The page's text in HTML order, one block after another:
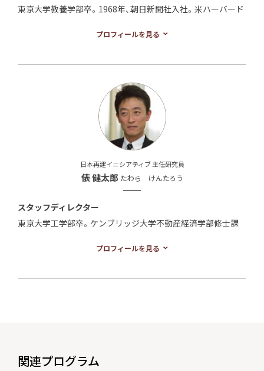
東京大学教養学部卒。1968年、朝日新聞社入社。米ハーバード
派員、アメリカ総局長を経て、2007年から2010年12月まで朝
士号取得（1992年）、米ブルッキングズ研究所特別招聘スカ
ラー（2005-06年）。2011年9月から日本再建イニシアティブ財
団理事長。近著は、『カウントダウン・メルトダウン』（2013年、
文藝春秋、大宅壮一賞）、『原発敗戦 危機のリーダーシップと
プロフィールを見る
日本再建イニシアティブ 主任研究員
俵 健太郎 たわら けんたろう
スタッフディレクター
東京大学工学部卒。ケンブリッジ大学不動産経済学部修士課
にてコーポレート・ファイナンス、デッド・リストラクチャリン
プロフィールを見る
関連プログラム